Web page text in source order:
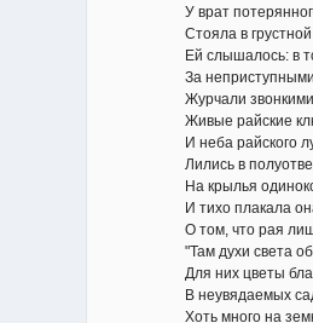
У врат потерянного
Стояла в грустной
Ей слышалось: в той
За неприступными
Журчали звонкими
Живые райские
И неба райского
Лились в
На крылья
И тихо плакала
О том, что рая
"Там духи света
Для них цветы
В неувядаемых
Хоть много на